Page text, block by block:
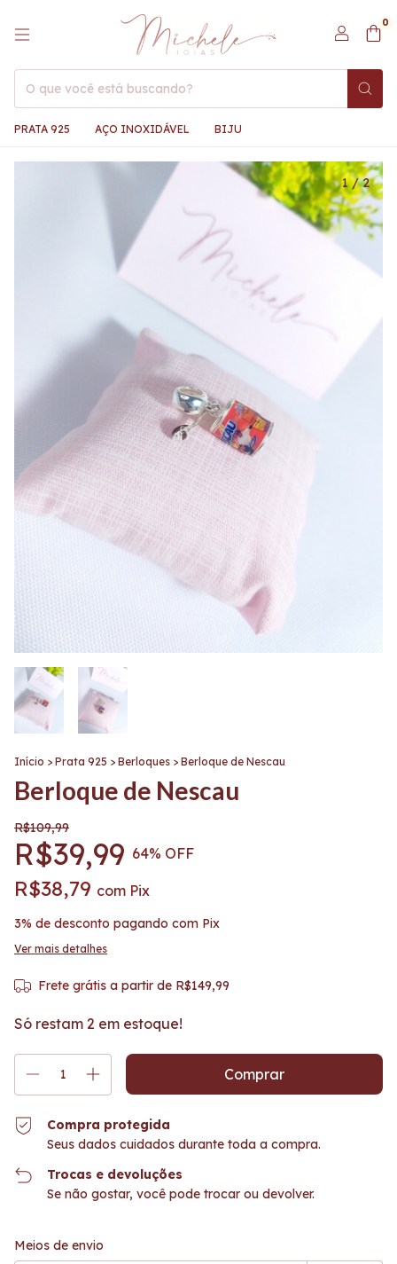
0
PRATA 925 AÇO INOXIDÁVEL BIJU
1/2
Início > Prata 925 > Berloques > Berloque de Nescau
Berloque de Nescau
R$109,99
R$39,99 64% OFF
R$38,79 com Pix
3% de desconto pagando com Pix
Ver mais detalhes
Frete grátis a partir de R$149,99
Só restam 2 em estoque!
Compra protegida
Seus dados cuidados durante toda a compra.
Trocas e devoluções
Se não gostar, você pode trocar ou devolver.
Entregas para o CEP:
Meios de envio